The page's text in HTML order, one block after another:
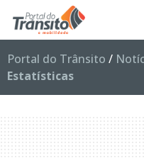
Portal do Trânsito /
Estatísticas